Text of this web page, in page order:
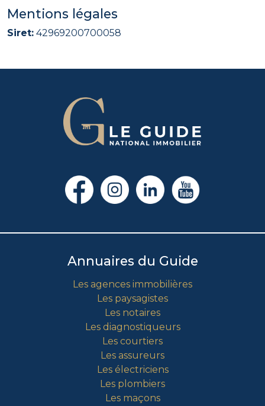
Mentions légales
Siret: 42969200700058
Annuaires du Guide
Les agences immobilières
Les paysagistes
Les notaires
Les diagnostiqueurs
Les courtiers
Les assureurs
Les électriciens
Les plombiers
Les maçons